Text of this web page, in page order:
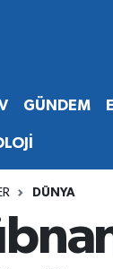
GÜNDEM
DÜNYA
ve